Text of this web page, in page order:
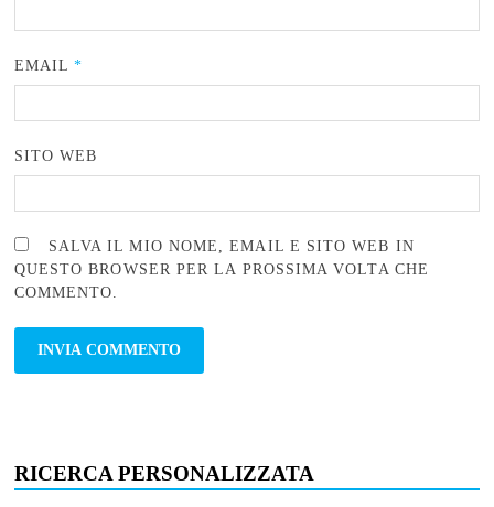
EMAIL*
SITO WEB
SALVA IL MIO NOME, EMAIL E SITO WEB IN
QUESTO BROWSER PER LA PROSSIMA VOLTA CHE
COMMENTO.
RICERCA PERSONALIZZATA